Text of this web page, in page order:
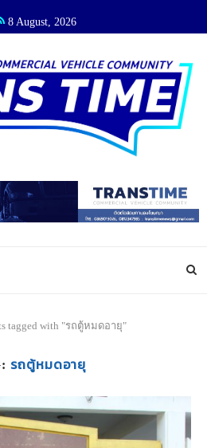
8 August, 2026
tagged with "รถตู้หมดอายุ"
รถตู้หมดอายุ